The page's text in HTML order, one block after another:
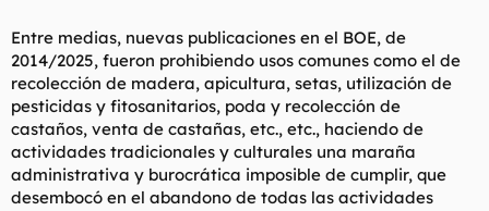
Entre medias, nuevas publicaciones en el BOE, de
2014/2025, fueron prohibiendo usos comunes como el de
recolección de madera, apicultura, setas, utilización de
pesticidas y fitosanitarios, poda y recolección de
castaños, venta de castañas, etc., etc., haciendo de
actividades tradicionales y culturales una maraña
administrativa y burocrática imposible de cumplir, que
desembocó en el abandono de todas las actividades